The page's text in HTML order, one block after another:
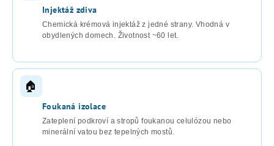
Injektáž zdiva
Chemická krémová injektáž z jedné strany. Vhodná v
obydlených domech. Životnost ~60 let.
🏠
Foukaná izolace
Zateplení podkroví a stropů foukanou celulózou nebo
minerální vatou bez tepelných mostů.